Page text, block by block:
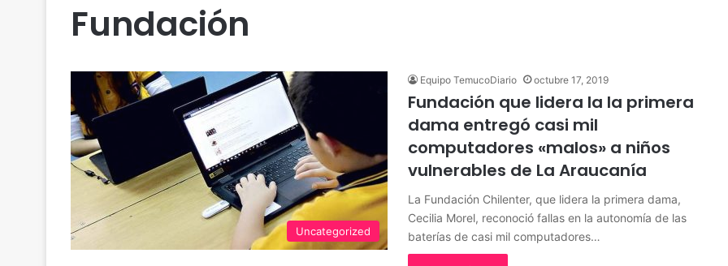
Fundación
Uncategorized
Equipo TemucoDiario octubre 17, 2019
Fundación que lidera la la primera
dama entregó casi mil
computadores «malos» a niños
vulnerables de La Araucanía
La Fundación Chilenter, que lidera la primera dama,
Cecilia Morel, reconoció fallas en la autonomía de las
baterías de casi mil computadores…